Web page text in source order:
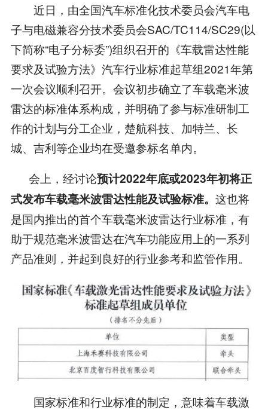
近日，由全国汽车标准化技术委员会汽车电
子与电磁兼容分技术委员会SAC/TC114/SC29(以
下简称“电子分标委”)组织召开的《车载雷达性能
要求及试验方法》汽车行业标准起草组2021年第
一次会议顺利召开。会议初步确立了车载毫米波
雷达的标准体系构成，并明确了参与标准研制工
作的计划与分工企业，楚航科技、加特兰、长
城、吉利等企业均在受邀参标名单内。
会上，经讨论预计2022年底或2023年初将正
式发布车载毫米波雷达性能及试验标准。 这也将
是国内推出的首个车载毫米波雷达行业标准，有
助于规范毫米波雷达在汽车功能应用上的一系列
产品准则，并起到良好的行业参考和监管作用。
国家标准和行业标准的制定，意味着车载激